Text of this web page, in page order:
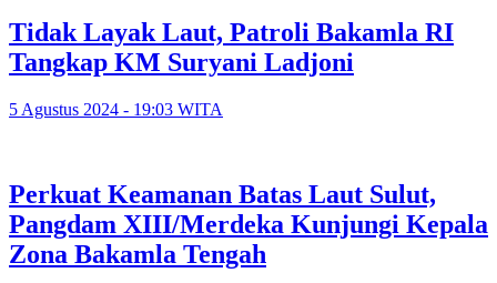
Tidak Layak Laut, Patroli Bakamla RI
Tangkap KM Suryani Ladjoni
5 Agustus 2024 - 19:03 WITA
Perkuat Keamanan Batas Laut Sulut,
Pangdam XIII/Merdeka Kunjungi Kepala
Zona Bakamla Tengah